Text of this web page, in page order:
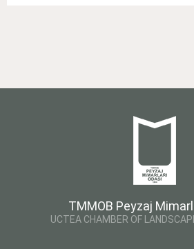
TMMOB Peyzaj
UCTEA CHAMBER OF